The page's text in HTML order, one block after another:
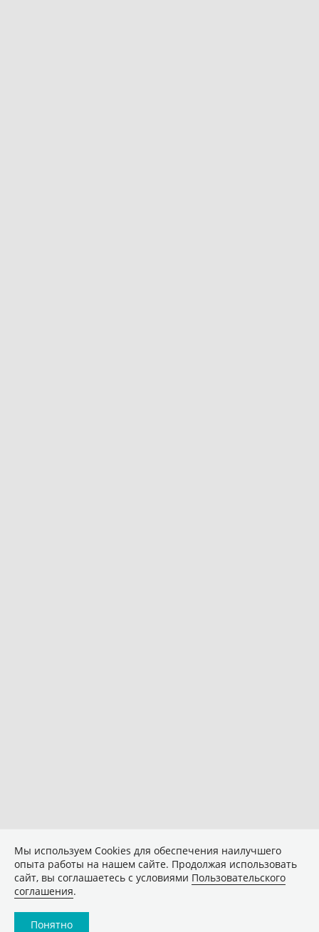
Мы используем Сookies для обеспечения наилучшего
опыта работы на нашем сайте. Продолжая использовать
сайт, вы соглашаетесь с условиями Пользовательского
соглашения.
Понятно